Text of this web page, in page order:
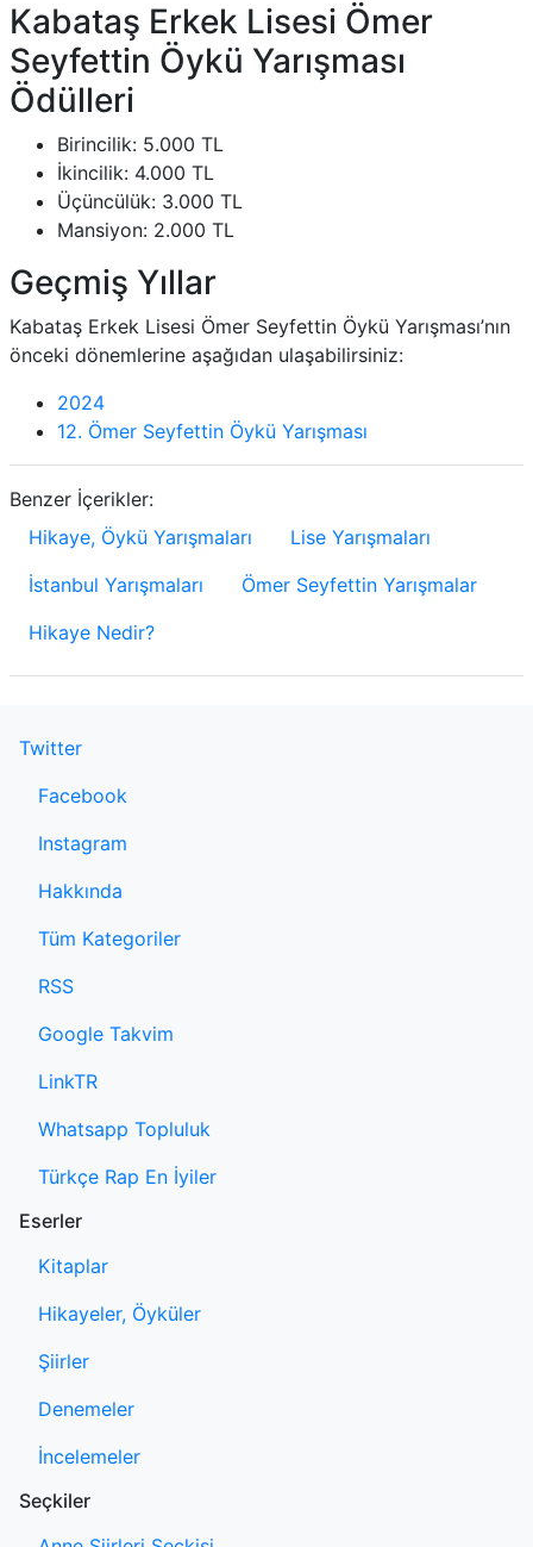
Kabataş Erkek Lisesi Ömer
Seyfettin Öykü Yarışması
Ödülleri
Birincilik: 5.000 TL
İkincilik: 4.000 TL
Üçüncülük: 3.000 TL
Mansiyon: 2.000 TL
Geçmiş Yıllar
Kabataş Erkek Lisesi Ömer Seyfettin Öykü Yarışması’nın
önceki dönemlerine aşağıdan ulaşabilirsiniz:
2024
12. Ömer Seyfettin Öykü Yarışması
Benzer İçerikler:
Hikaye, Öykü Yarışmaları
Lise Yarışmaları
İstanbul Yarışmaları
Ömer Seyfettin Yarışmalar
Hikaye Nedir?
Twitter
Facebook
Instagram
Hakkında
Tüm Kategoriler
RSS
Google Takvim
LinkTR
Whatsapp Topluluk
Türkçe Rap En İyiler
Eserler
Kitaplar
Hikayeler, Öyküler
Şiirler
Denemeler
İncelemeler
Seçkiler